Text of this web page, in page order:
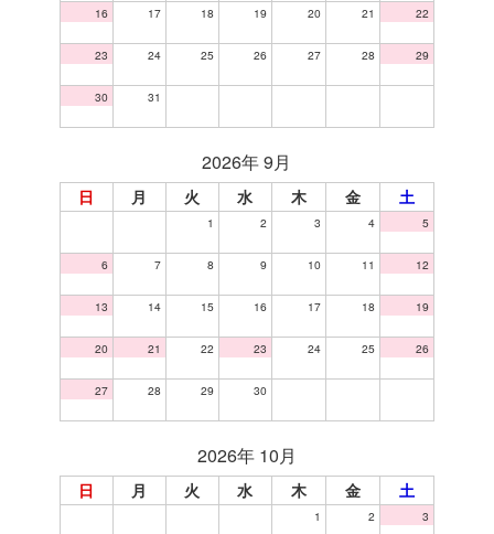
16 17 18 19 20 21 22
23 24 25 26 27 28 29
30 31
2026年 9月
日 月 火 水 木 金 土
1 2 3 4 5
6 7 8 9 10 11 12
13 14 15 16 17 18 19
20 21 22 23 24 25 26
27 28 29 30
2026年 10月
日 月 火 水 木 金 土
1 2 3